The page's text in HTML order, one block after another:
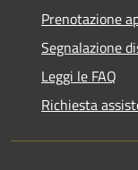
Prenotazione
Segnalazione
Leggi le FAQ
Richiesta